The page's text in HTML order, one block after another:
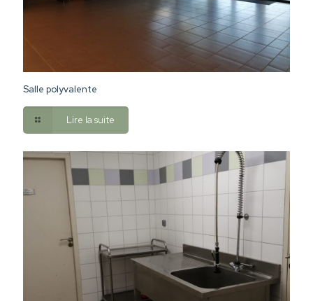
Salle polyvalente
Lire la suite